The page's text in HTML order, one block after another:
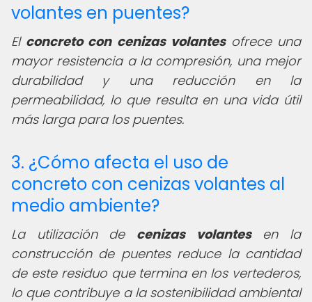
volantes en puentes?
El concreto con cenizas volantesofrece una
mayor resistencia a la compresión, una mejor
durabilidad y una reducción en la
permeabilidad, lo que resulta en una vida útil
más larga para los puentes.
3. ¿Cómo afecta el uso de
concreto con cenizas volantes al
medio ambiente?
La utilización de cenizas volantesen la
construcción de puentes reduce la cantidad
de este residuo que termina en los vertederos,
lo que contribuye a la sostenibilidad ambiental